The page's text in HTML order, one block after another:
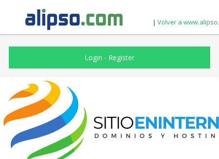
| Volver a
Login - Register